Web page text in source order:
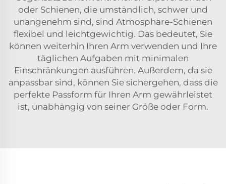
oder Schienen, die umständlich, schwer und
unangenehm sind, sind Atmosphäre-Schienen
flexibel und leichtgewichtig. Das bedeutet, Sie
können weiterhin Ihren Arm verwenden und Ihre
täglichen Aufgaben mit minimalen
Einschränkungen ausführen. Außerdem, da sie
anpassbar sind, können Sie sichergehen, dass die
perfekte Passform für Ihren Arm gewährleistet
ist, unabhängig von seiner Größe oder Form.